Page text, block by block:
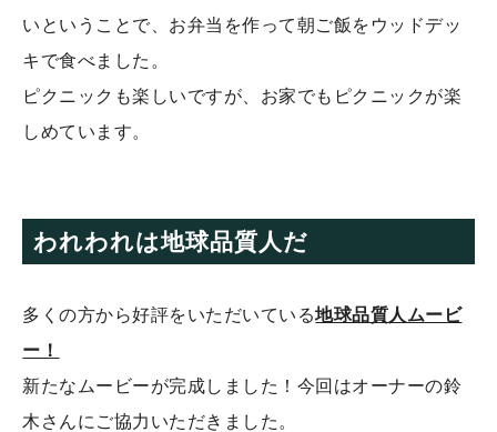
いということで、お弁当を作って朝ご飯をウッドデッ
キで食べました。
ピクニックも楽しいですが、お家でもピクニックが楽
しめています。
われわれは地球品質人だ
多くの方から好評をいただいている地球品質人ムービ
ー！
新たなムービーが完成しました！今回はオーナーの鈴
木さんにご協力いただきました。